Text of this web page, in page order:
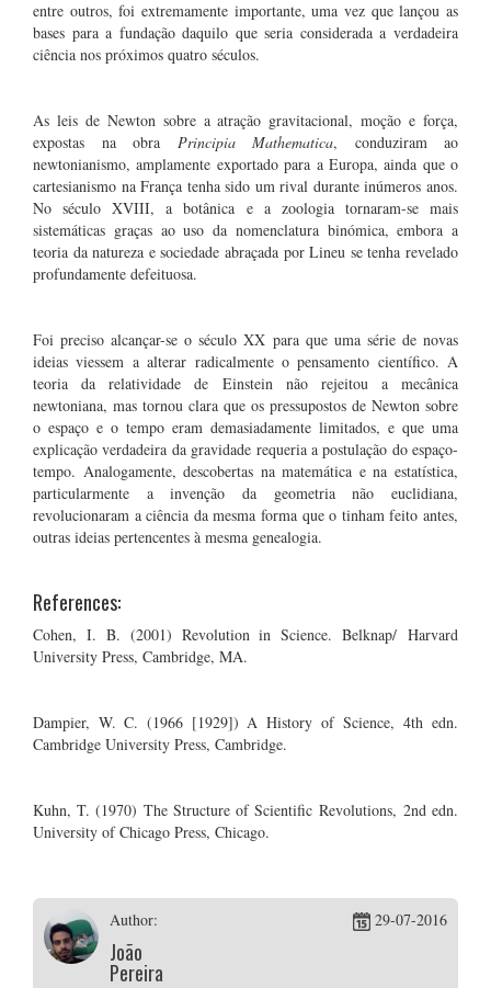
entre outros, foi extremamente importante, uma vez que lançou as
bases para a fundação daquilo que seria considerada a verdadeira
ciência nos próximos quatro séculos.
As leis de Newton sobre a atração gravitacional, moção e força,
expostas na obra Principia Mathematica, conduziram ao
newtonianismo, amplamente exportado para a Europa, ainda que o
cartesianismo na França tenha sido um rival durante inúmeros anos.
No século XVIII, a botânica e a zoologia tornaram-se mais
sistemáticas graças ao uso da nomenclatura binómica, embora a
teoria da natureza e sociedade abraçada por Lineu se tenha revelado
profundamente defeituosa.
Foi preciso alcançar-se o século XX para que uma série de novas
ideias viessem a alterar radicalmente o pensamento científico. A
teoria da relatividade de Einstein não rejeitou a mecânica
newtoniana, mas tornou clara que os pressupostos de Newton sobre
o espaço e o tempo eram demasiadamente limitados, e que uma
explicação verdadeira da gravidade requeria a postulação do espaço-
tempo. Analogamente, descobertas na matemática e na estatística,
particularmente a invenção da geometria não euclidiana,
revolucionaram a ciência da mesma forma que o tinham feito antes,
outras ideias pertencentes à mesma genealogia.
References:
Cohen, I. B. (2001) Revolution in Science. Belknap/ Harvard
University Press, Cambridge, MA.
Dampier, W. C. (1966 [1929]) A History of Science, 4th edn.
Cambridge University Press, Cambridge.
Kuhn, T. (1970) The Structure of Scientific Revolutions, 2nd edn.
University of Chicago Press, Chicago.
Author:
João
Pereira
29-07-2016